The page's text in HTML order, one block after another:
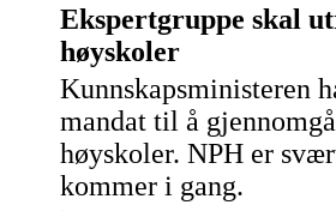
Ekspertgruppe skal
høyskoler
Kunnskapsministeren
mandat til å
høyskoler. NPH er
kommer i gang.